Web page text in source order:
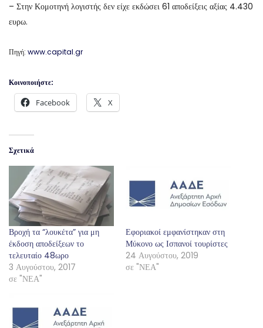
– Στην Κομοτηνή λογιστής δεν είχε εκδώσει 61 αποδείξεις αξίας 4.430
ευρω.
Πηγή: www.capital.gr
Κοινοποιήστε:
Facebook X
Σχετικά
Βροχή τα “λουκέτα” για μη
έκδοση αποδείξεων το
τελευταίο 48ωρο
3 Αυγούστου, 2017
σε "ΝΕΑ"
Εφοριακοί εμφανίστηκαν στη
Μύκονο ως Ισπανοί τουρίστες
24 Αυγούστου, 2019
σε "ΝΕΑ"